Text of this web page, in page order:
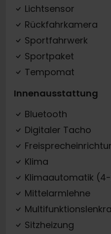
Lichtsensor
Rückfahrkamera
Sportfahrwerk
Sportpaket
Tempomat
Innenausstattung
Bluetooth
Digitaler Tacho
Klima
Klimaautomatik
Mittelarmlehne
Sitzheizung